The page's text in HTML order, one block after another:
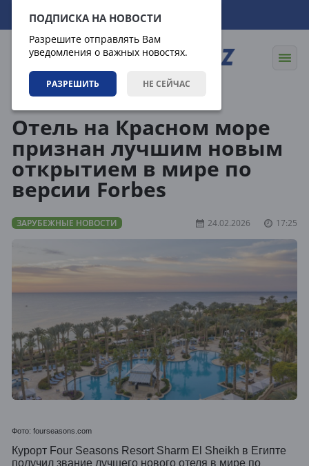
ПОДПИСКА НА НОВОСТИ
Разрешите отправлять Вам
уведомления о важных новостях.
РАЗРЕШИТЬ НЕ СЕЙЧАС
07.08.2026 06:32:57
Отель на Красном море
признан лучшим новым
открытием в мире по
версии Forbes
ЗАРУБЕЖНЫЕ НОВОСТИ 24.02.2026 17:25
Фото: fourseasons.com
Курорт Four Seasons Resort Sharm El Sheikh в Египте
получил звание лучшего нового отеля в мире по